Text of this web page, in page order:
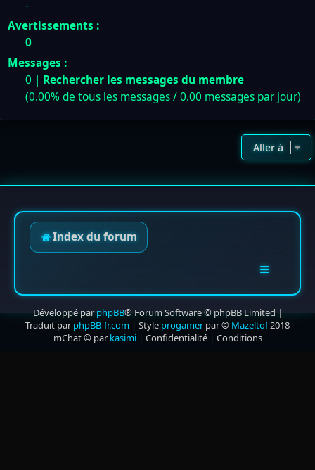
-
Avertissements :
0
Messages :
0 | Rechercher les messages du membre
(0.00% de tous les messages / 0.00 messages par jour)
Aller à
Index du forum
Développé parphpBB® Forum Software © phpBB Limited |
Traduit par phpBB-fr.com | Style progamerpar © Mazeltof2018
mChat © par kasimi| Confidentialité| Conditions